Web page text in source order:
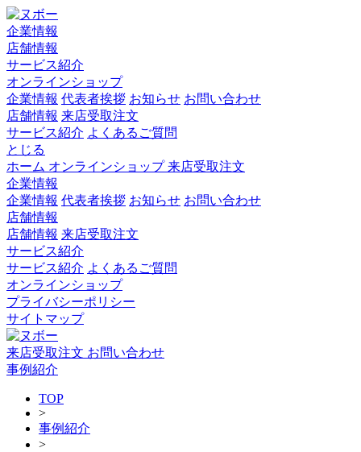
企業情報
店舗情報
サービス紹介
オンラインショップ
企業情報 代表者挨拶 お知らせ お問い合わせ
店舗情報 来店受取注文
サービス紹介 よくあるご質問
とじる
ホーム オンラインショップ来店受取注文
企業情報
企業情報 代表者挨拶 お知らせ お問い合わせ
店舗情報
店舗情報 来店受取注文
サービス紹介
サービス紹介 よくあるご質問
オンラインショップ
プライバシーポリシー
サイトマップ
来店受取注文 お問い合わせ
事例紹介
TOP
>
事例紹介
>